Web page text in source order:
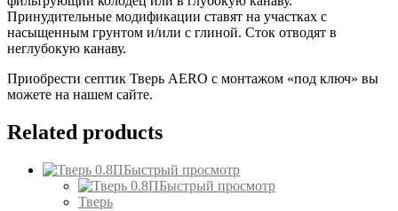
Принудительные модификации ставят на участках с
насыщенным грунтом и/или с глиной. Сток отводят в
неглубокую канаву.
Приобрести септик Тверь AERO с монтажом «под ключ» вы
можете на нашем сайте.
Related products
Быстрый просмотр
Быстрый просмотр
Тверь